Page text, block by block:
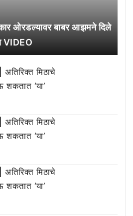
ओरडल्यावर बाबर आझमने दिले
VIDEO
मिठाचे
शकतात ‘या’
मिठाचे
शकतात ‘या’
मिठाचे
शकतात ‘या’